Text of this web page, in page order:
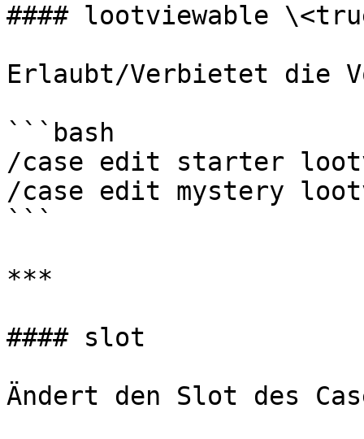
#### lootviewable
Erlaubt/Verbietet die
```bash
/case edit starter
/case edit mystery
```
***
#### slot
Ändert den Slot des